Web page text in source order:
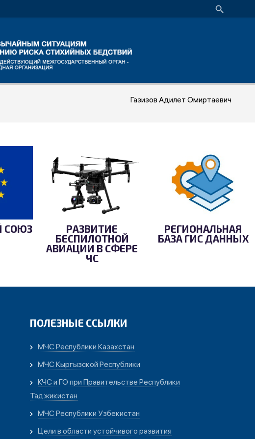
Газизов Адилет Омиртаевич
СОЮЗ
РАЗВИТИЕ
БЕСПИЛОТНОЙ
АВИАЦИИ В СФЕРЕ
ЧС
РЕГИОНАЛЬНАЯ
БАЗА ГИС ДАННЫХ
ПОЛЕЗНЫЕ ССЫЛКИ
МЧС Республики Казахстан
МЧС Кыргызской Республики
КЧС и ГО при Правительстве Республики
Таджикистан
МЧС Республики Узбекистан
Цели в области устойчивого развития